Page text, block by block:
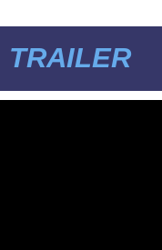
TRAILER